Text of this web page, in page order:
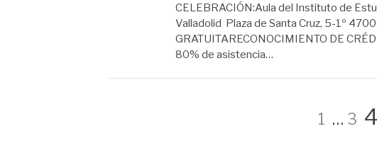
CELEBRACIÓN:Aula del Instituto de
Valladolid Plaza de Santa Cruz, 5-1º
GRATUITARECONOCIMIENTO DE
80% de asistencia…
Página
1 … 3 4